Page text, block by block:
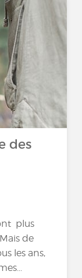
des
plus
de
les ans,